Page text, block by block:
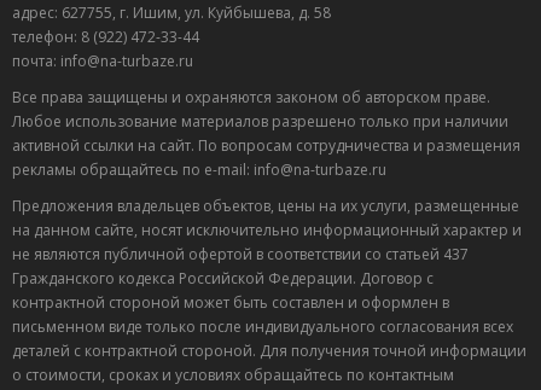
адрес: 627755, г. Ишим, ул. Куйбышева, д. 58
телефон: 8 (922) 472-33-44
почта: info@na-turbaze.ru
Все права защищены и охраняются законом об авторском праве.
Любое использование материалов разрешено только при наличии
активной ссылки на сайт. По вопросам сотрудничества и размещения
рекламы обращайтесь по e-mail: info@na-turbaze.ru
Предложения владельцев объектов, цены на их услуги, размещенные
на данном сайте, носят исключительно информационный характер и
не являются публичной офертой в соответствии со статьей 437
Гражданского кодекса Российской Федерации. Договор с
контрактной стороной может быть составлен и оформлен в
письменном виде только после индивидуального согласования всех
деталей с контрактной стороной. Для получения точной информации
о стоимости, сроках и условиях обращайтесь по контактным